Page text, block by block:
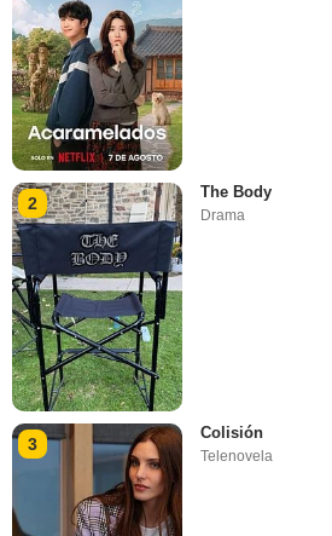
2
The Body
Drama
3
Colisión
Telenovela